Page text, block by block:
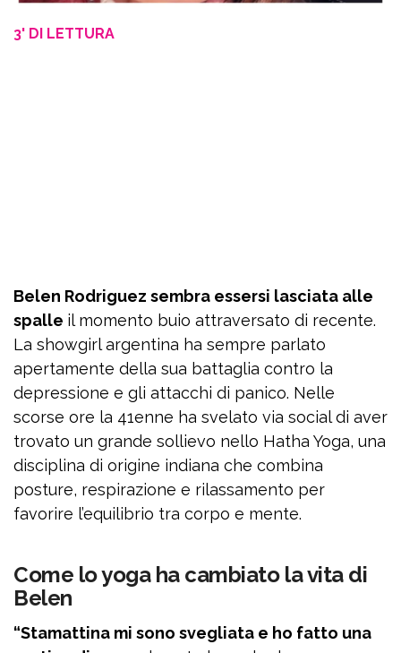
3' DI LETTURA
Belen Rodriguez sembra essersi lasciata alle
spalle il momento buio attraversato di recente.
La showgirl argentina ha sempre parlato
apertamente della sua battaglia contro la
depressione e gli attacchi di panico. Nelle
scorse ore la 41enne ha svelato via social di aver
trovato un grande sollievo nello Hatha Yoga, una
disciplina di origine indiana che combina
posture, respirazione e rilassamento per
favorire l’equilibrio tra corpo e mente.
Come lo yoga ha cambiato la vita di
Belen
“Stamattina mi sono svegliata e ho fatto una